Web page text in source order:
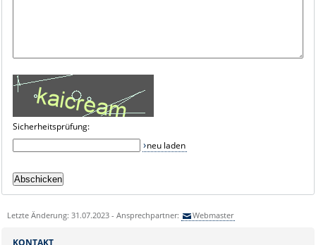
Sicherheitsprüfung:
neu laden
Letzte Änderung: 31.07.2023 - Ansprechpartner: Webmaster
KONTAKT